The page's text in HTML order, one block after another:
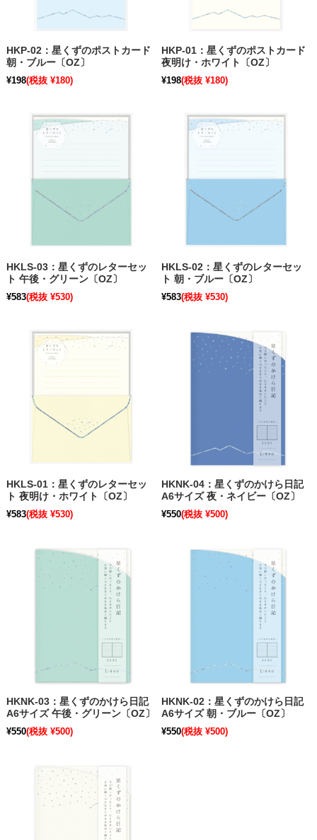
HKP-02：星くずのポストカード
朝・ブルー〔OZ〕
¥198(税抜 ¥180)
HKP-01：星くずのポストカード
夜明け・ホワイト〔OZ〕
¥198(税抜 ¥180)
HKLS-03：星くずのレターセッ
ト 午後・グリーン〔OZ〕
¥583(税抜 ¥530)
HKLS-02：星くずのレターセッ
ト 朝・ブルー〔OZ〕
¥583(税抜 ¥530)
HKLS-01：星くずのレターセッ
ト 夜明け・ホワイト〔OZ〕
¥583(税抜 ¥530)
HKNK-04：星くずのかけら日記
A6サイズ 夜・ネイビー〔OZ〕
¥550(税抜 ¥500)
HKNK-03：星くずのかけら日記
A6サイズ 午後・グリーン〔OZ〕
¥550(税抜 ¥500)
HKNK-02：星くずのかけら日記
A6サイズ 朝・ブルー〔OZ〕
¥550(税抜 ¥500)